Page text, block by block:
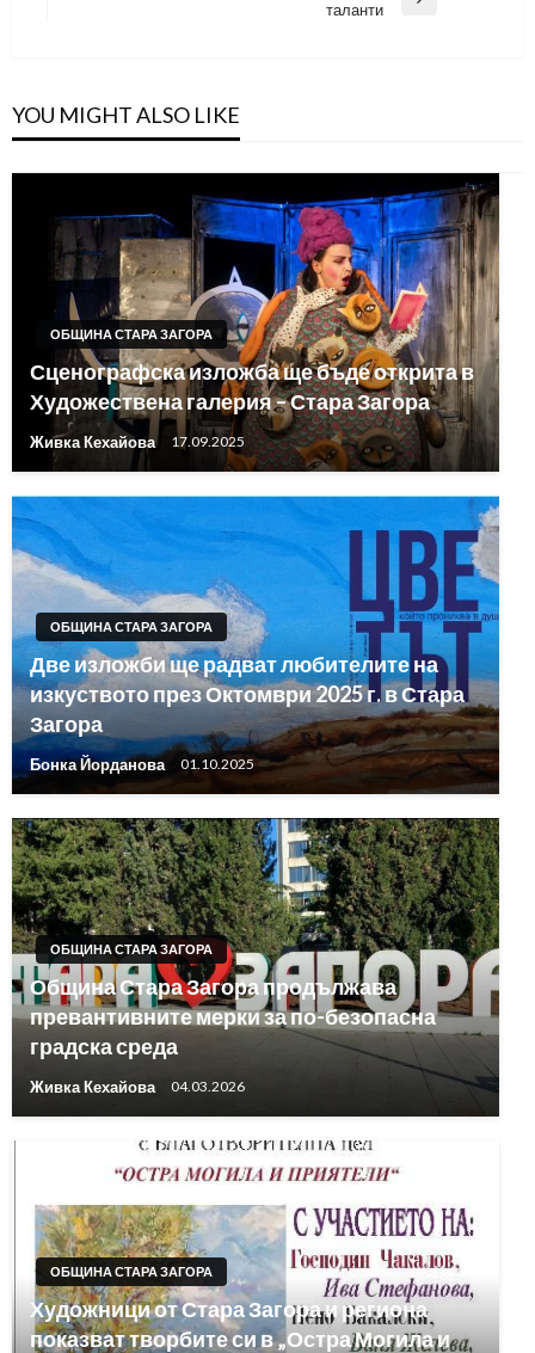
таланти
YOU MIGHT ALSO LIKE
ОБЩИНА СТАРА ЗАГОРА
Сценографска изложба ще бъде открита в
Художествена галерия – Стара Загора
Живка Кехайова 17.09.2025
ОБЩИНА СТАРА ЗАГОРА
Две изложби ще радват любителите на
изкуството през Октомври 2025 г. в Стара
Загора
Бонка Йорданова 01.10.2025
ОБЩИНА СТАРА ЗАГОРА
Община Стара Загора продължава
превантивните мерки за по-безопасна
градска среда
Живка Кехайова 04.03.2026
ОБЩИНА СТАРА ЗАГОРА
Художници от Стара Загора и региона
показват творбите си в „Остра Могила и